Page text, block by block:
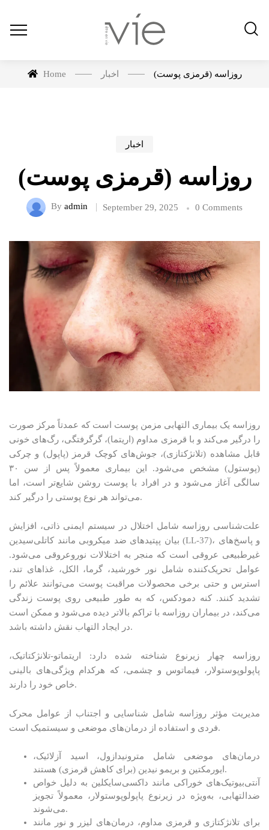
Home اخبار روزاسه (قرمزی پوست)
اخبار
روزاسه (قرمزی پوست)
By admin September 29, 2025 0 Comments
روزاسه یک بیماری التهابی مزمن پوست است که عمدتاً مرکز صورت
را درگیر می‌کند و با قرمزی مداوم (اریتما)، گرگرفتگی، رگ‌های خونی
قابل مشاهده (تلانژکتازی)، جوش‌های کوچک قرمز (پاپول) و چرکی
(پوستول) مشخص می‌شود. این بیماری معمولاً پس از سن ۳۰
سالگی آغاز می‌شود و در افراد با پوست روشن شایع‌تر است، اما
می‌تواند هر نوع پوستی را درگیر کند.
علت‌شناسی روزاسه شامل اختلال در سیستم ایمنی ذاتی، افزایش
بیان پپتیدهای ضد میکروبی مانند کاتلی‌سیدین (LL-37)، و پاسخ‌های
غیرطبیعی عروقی است که منجر به اختلالات نوروعروقی می‌شود.
عوامل تحریک‌کننده شامل نور خورشید، گرما، الکل، غذاهای تند،
استرس و حتی برخی محصولات مراقبت پوست می‌توانند علائم را
تشدید کنند. کنه دمودکس، که به طور طبیعی روی پوست زندگی
می‌کند، در بیماران روزاسه با تراکم بالاتر دیده می‌شود و ممکن است
در ایجاد التهاب نقش داشته باشد.
روزاسه چهار زیرنوع شناخته شده دارد: اریتماتو-تلانژکتاتیک،
پاپولوپوستولار، فیماتوس و چشمی، که هرکدام ویژگی‌های بالینی
خاص خود را دارند.
مدیریت مؤثر روزاسه شامل شناسایی و اجتناب از عوامل محرک
فردی و استفاده از درمان‌های موضعی و سیستمیک است.
درمان‌های موضعی شامل مترونیدازول، اسید آزلائیک،
ایورمکتین و بریمو نیدین (برای کاهش قرمزی) هستند.
آنتی‌بیوتیک‌های خوراکی مانند داکسی‌سایکلین به دلیل خواص
ضدالتهابی، به‌ویژه در زیرنوع پاپولوپوستولار، معمولاً تجویز
می‌شوند.
برای تلانژکتازی و قرمزی مداوم، درمان‌های لیزر و نور مانند